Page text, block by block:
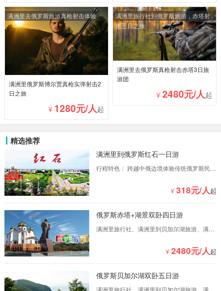
满洲里去俄罗斯旅游真枪射击体验
满洲里俄罗斯博尔贾真枪实弹射击2
日之旅
¥ 1280元/人起
满洲里旅行社到俄罗斯旅游，赤塔射
击三日之旅
满洲里去俄罗斯真枪射击赤塔3日旅
游团
¥ 2480元/人起
精选推荐
满洲里到俄罗斯红石一日游
行程特色： 跨越中俄边境体验传统俄罗斯民族
步异域小镇感受俄式生活与工作态度
¥ 318元/人起
俄罗斯赤塔+湖景双卧四日游
满洲里旅行社、满洲里到贝加尔湖旅游、满洲
¥ 2480元/人起
俄罗斯贝加尔湖双卧五日游
满洲里旅行社、满洲里到贝加尔湖旅游、满洲